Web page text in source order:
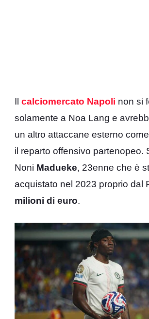
Il calciomercato Napoli non si
solamente a Noa Lang e
un altro attaccane esterno
il reparto offensivo partenopeo.
Noni Madueke, 23enne che è
acquistato nel 2023 proprio dal
milioni di euro.